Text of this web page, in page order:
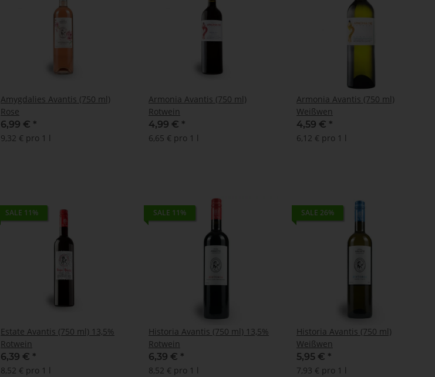
Amygdalies Avantis (750 ml)
Rose
6,99 € *
9,32 € pro 1 l
Armonia Avantis (750 ml)
Rotwein
4,99 € *
6,65 € pro 1 l
Armonia Avantis (750 ml)
Weißwen
4,59 € *
6,12 € pro 1 l
SALE 11%
Estate Avantis (750 ml) 13,5%
Rotwein
6,39 € *
8,52 € pro 1 l
SALE 11%
Historia Avantis (750 ml) 13,5%
Rotwein
6,39 € *
8,52 € pro 1 l
SALE 26%
Historia Avantis (750 ml)
Weißwen
5,95 € *
7,93 € pro 1 l